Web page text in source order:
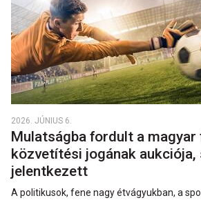
2026. JÚNIUS 6.
Mulatságba fordult a
közvetítési jogának aukciója,
jelentkezett
A politikusok, fene nagy étvágyukban, a